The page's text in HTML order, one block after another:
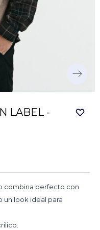
LABEL -
combina perfecto con
un look ideal para